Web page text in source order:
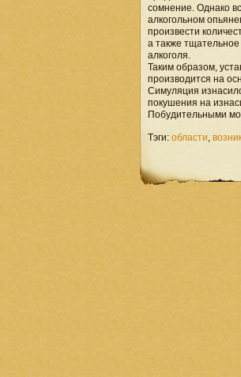
сомнение. Однако
алкогольном
произвести
а также
алкоголя.
Таким образом,
производится на
Симуляция
покушения на
Побудительными
Тэги: области,